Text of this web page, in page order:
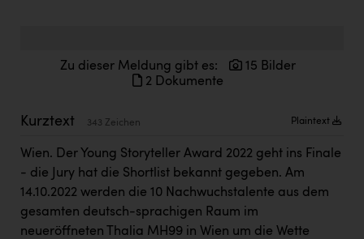
everfield
HIG Infomotion Group
IFE Austria GmbH
Immotech
Zu dieser Meldung gibt es:
15 Bilder
2 Dokumente
Kurztext 343 Zeichen Plaintext
Wien. Der Young Storyteller Award 2022 geht ins Finale
- die Jury hat die Shortlist bekannt gegeben. Am
14.10.2022 werden die 10 Nachwuchstalente aus dem
gesamten deutsch-sprachigen Raum im
neueröffneten Thalia MH99 in Wien um die Wette